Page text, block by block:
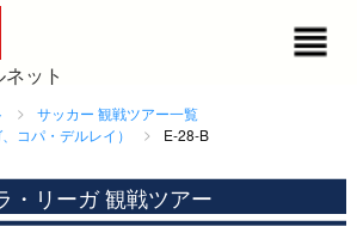
ット
サッカー 観戦ツアー一覧
コパ・デルレイ）
E-28-B
・リーガ 観戦ツアー